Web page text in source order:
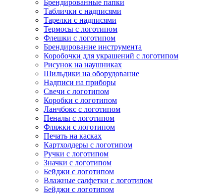
Брендированные папки
Таблички с надписями
Тарелки с надписями
Термосы с логотипом
Флешки с логотипом
Брендирование инструмента
Коробочки для украшений с логотипом
Рисунок на наушниках
Шильдики на оборудование
Надписи на приборы
Свечи с логотипом
Коробки с логотипом
Ланчбокс с логотипом
Пеналы с логотипом
Фляжки с логотипом
Печать на касках
Картхолдеры с логотипом
Ручки с логотипом
Значки с логотипом
Бейджи с логотипом
Влажные салфетки с логотипом
Бейджи с логотипом